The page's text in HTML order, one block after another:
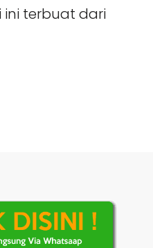
ini terbuat dari